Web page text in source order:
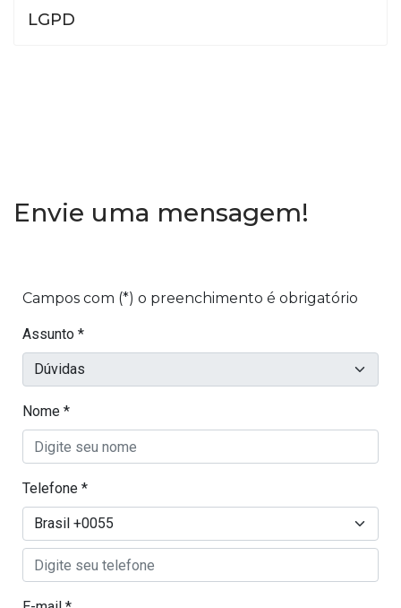
LGPD
Envie uma mensagem!